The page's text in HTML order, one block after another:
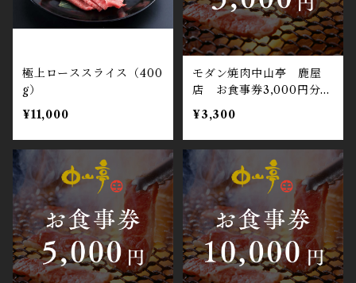
極上ローススライス（400
g）
¥11,000
モダン焼肉中山亭 鹿屋
店 お食事券3,000円分
記念日やお祝い、ギフトに
おすすめ
¥3,300